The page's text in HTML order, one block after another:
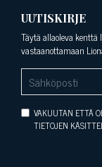
UUTISKIRJE
Täytä allaoleva
vastaanottamaan
VAKUUTAN ETTÄ
TIETOJEN